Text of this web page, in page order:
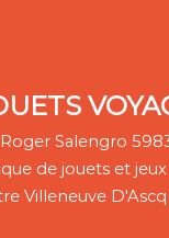
Salengro
de jouets et
Villeneuve